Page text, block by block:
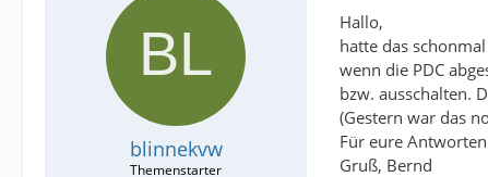
blinnekvw
Hallo,
hatte das
wenn die PDC
bzw. ausschalten.
(Gestern war das
Für eure
Gruß, Bernd